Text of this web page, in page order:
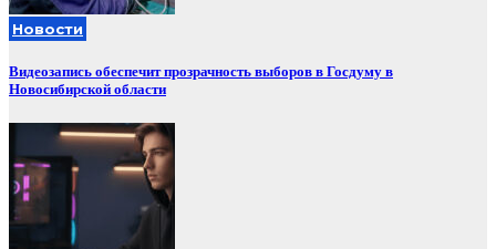
Новости
Видеозапись обеспечит прозрачность выборов в Госдуму в
Новосибирской области